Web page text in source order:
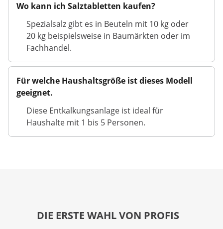
Wo kann ich Salztabletten kaufen?
Spezialsalz gibt es in Beuteln mit 10 kg oder
20 kg beispielsweise in Baumärkten oder im
Fachhandel.
Für welche Haushaltsgröße ist dieses Modell
geeignet.
Diese Entkalkungsanlage ist ideal für
Haushalte mit 1 bis 5 Personen.
DIE ERSTE WAHL VON PROFIS